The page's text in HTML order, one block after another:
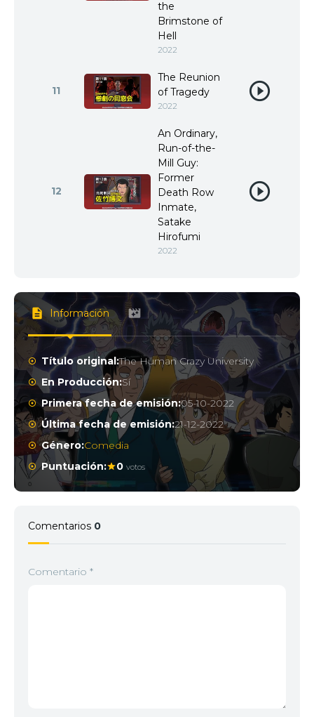
the
Brimstone of
Hell
2022
11
The Reunion
of Tragedy
2022
12
An Ordinary,
Run-of-the-
Mill Guy:
Former
Death Row
Inmate,
Satake
Hirofumi
2022
Información
Título original:The Human Crazy University
En Producción:Sí
Primera fecha de emisión:05-10-2022
Última fecha de emisión:21-12-2022
Género:Comedia
Puntuación:
0 votos
Comentarios 0
Comentario *